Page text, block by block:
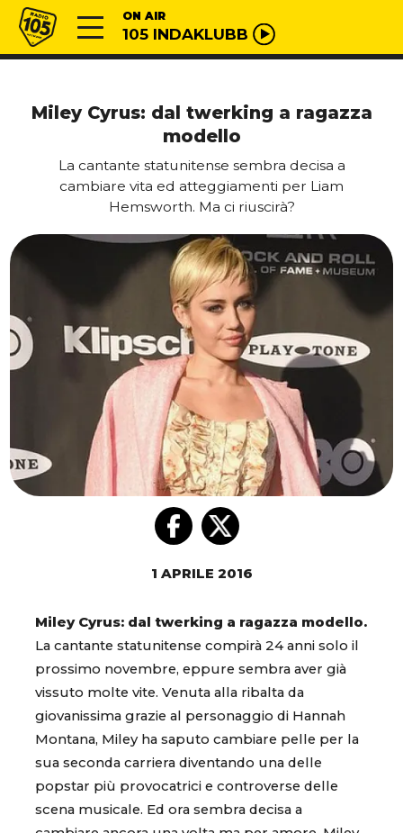
Vai al contenuto
Radio 105 ON AIR
105 INDAKLUBB
Miley Cyrus: dal twerking a ragazza
modello
La cantante statunitense sembra decisa a
cambiare vita ed atteggiamenti per Liam
Hemsworth. Ma ci riuscirà?
1 APRILE 2016
Miley Cyrus: dal twerking a ragazza modello.
La cantante statunitense compirà 24 anni solo il
prossimo novembre, eppure sembra aver già
vissuto molte vite. Venuta alla ribalta da
giovanissima grazie al personaggio di Hannah
Montana, Miley ha saputo cambiare pelle per la
sua seconda carriera diventando una delle
popstar più provocatrici e controverse delle
scena musicale. Ed ora sembra decisa a